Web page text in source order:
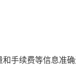
手续费等信息准